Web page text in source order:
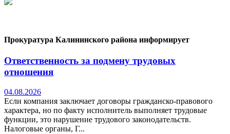
Прокуратура Калининского района информирует
Ответственность за подмену трудовых
отношения
04.08.2026
Если компания заключает договоры гражданско-правового
характера, но по факту исполнитель выполняет трудовые
функции, это нарушение трудового законодательств.
Налоговые органы, Г...